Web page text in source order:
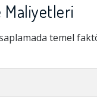
Maliyetleri
temel